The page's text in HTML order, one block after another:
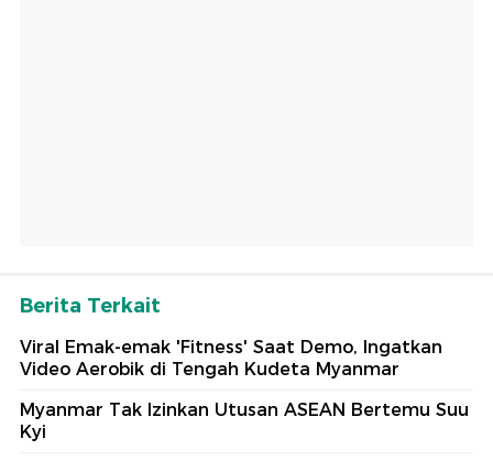
Berita Terkait
Viral Emak-emak 'Fitness' Saat Demo, Ingatkan
Video Aerobik di Tengah Kudeta Myanmar
Myanmar Tak Izinkan Utusan ASEAN Bertemu Suu
Kyi